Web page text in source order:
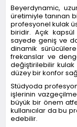
Beyerdynamic,
üretimiyle tanınan
profesyonel kulak
biridir. Açık
sayede geniş ve
dinamik
frekanslar ve
değiştirilebilir
düzey bir konfor
Stüdyoda
işlerinin
büyük bir önem
kullanıcılar da bu
edebilir.